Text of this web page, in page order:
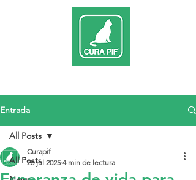
Entrada
All Posts
All Posts
Curapif
25 jul 2025 4 min de lectura